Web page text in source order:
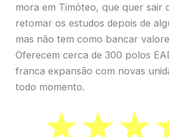
mora em Timóteo, que quer sair
retomar os estudos depois de
mas não tem como bancar
Oferecem cerca de 300 polos
franca expansão com novas
todo momento.